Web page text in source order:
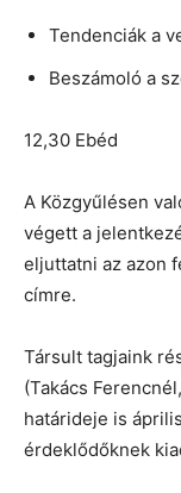
Tendenciák a
Beszámoló a
12,30 Ebéd
A Közgyűlésen
végett a
eljuttatni az azon
címre.
Társult tagjaink
(Takács
határideje is
érdeklődőknek